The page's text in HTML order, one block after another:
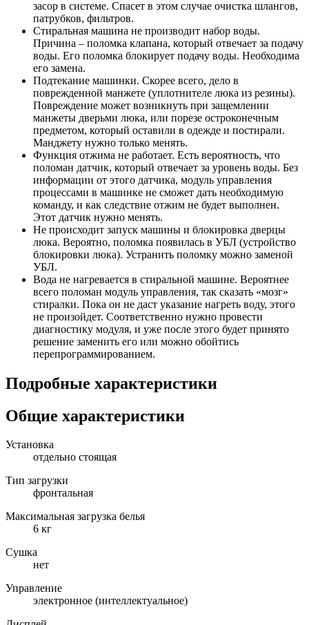
засор в системе. Спасет в этом случае очистка шлангов,
патрубков, фильтров.
Стиральная машина не производит набор воды.
Причина – поломка клапана, который отвечает за подачу
воды. Его поломка блокирует подачу воды. Необходима
его замена.
Подтекание машинки. Скорее всего, дело в
поврежденной манжете (уплотнителе люка из резины).
Повреждение может возникнуть при защемлении
манжеты дверьми люка, или порезе остроконечным
предметом, который оставили в одежде и постирали.
Манджету нужно только менять.
Функция отжима не работает. Есть вероятность, что
поломан датчик, который отвечает за уровень воды. Без
информации от этого датчика, модуль управления
процессами в машинке не сможет дать необходимую
команду, и как следствие отжим не будет выполнен.
Этот датчик нужно менять.
Не происходит запуск машины и блокировка дверцы
люка. Вероятно, поломка появилась в УБЛ (устройство
блокировки люка). Устранить поломку можно заменой
УБЛ.
Вода не нагревается в стиральной машине. Вероятнее
всего поломан модуль управления, так сказать «мозг»
стиралки. Пока он не даст указание нагреть воду, этого
не произойдет. Соответственно нужно провести
диагностику модуля, и уже после этого будет принято
решение заменить его или можно обойтись
перепрограммированием.
Подробные характеристики
Общие характеристики
Установка
отдельно стоящая
Тип загрузки
фронтальная
Максимальная загрузка белья
6 кг
Сушка
нет
Управление
электронное (интеллектуальное)